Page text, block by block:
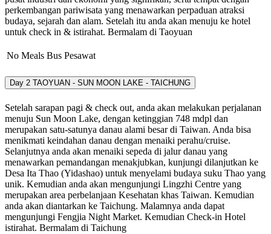
perkembangan pariwisata yang menawarkan perpaduan atraksi
budaya, sejarah dan alam. Setelah itu anda akan menuju ke hotel
untuk check in & istirahat. Bermalam di Taoyuan
No Meals Bus Pesawat
Day 2 TAOYUAN - SUN MOON LAKE - TAICHUNG
Setelah sarapan pagi & check out, anda akan melakukan perjalanan
menuju Sun Moon Lake, dengan ketinggian 748 mdpl dan
merupakan satu-satunya danau alami besar di Taiwan. Anda bisa
menikmati keindahan danau dengan menaiki perahu/cruise.
Selanjutnya anda akan menaiki sepeda di jalur danau yang
menawarkan pemandangan menakjubkan, kunjungi dilanjutkan ke
Desa Ita Thao (Yidashao) untuk menyelami budaya suku Thao yang
unik. Kemudian anda akan mengunjungi Lingzhi Centre yang
merupakan area perbelanjaan Kesehatan khas Taiwan. Kemudian
anda akan diantarkan ke Taichung. Malamnya anda dapat
mengunjungi Fengjia Night Market. Kemudian Check-in Hotel
istirahat. Bermalam di Taichung